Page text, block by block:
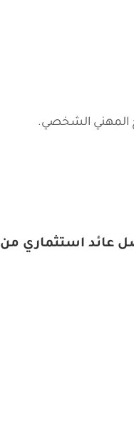
المهني الشخصي.
عائد استثماري من